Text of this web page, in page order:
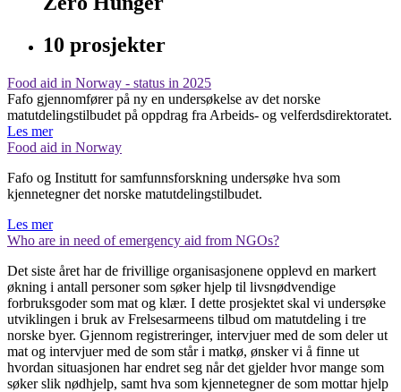
10 prosjekter
Food aid in Norway - status in 2025
Fafo gjennomfører på ny en undersøkelse av det norske
matutdelingstilbudet på oppdrag fra Arbeids- og velferdsdirektoratet.
Les mer
Food aid in Norway
Fafo og Institutt for samfunnsforskning undersøke hva som
kjennetegner det norske matutdelingstilbudet.
Les mer
Who are in need of emergency aid from NGOs?
Det siste året har de frivillige organisasjonene opplevd en markert
økning i antall personer som søker hjelp til livsnødvendige
forbruksgoder som mat og klær. I dette prosjektet skal vi undersøke
utviklingen i bruk av Frelsesarmeens tilbud om matutdeling i tre
norske byer. Gjennom registreringer, intervjuer med de som deler ut
mat og intervjuer med de som står i matkø, ønsker vi å finne ut
hvordan situasjonen har endret seg når det gjelder hvor mange som
søker slik nødhjelp, samt hva som kjennetegner de som mottar hjelp